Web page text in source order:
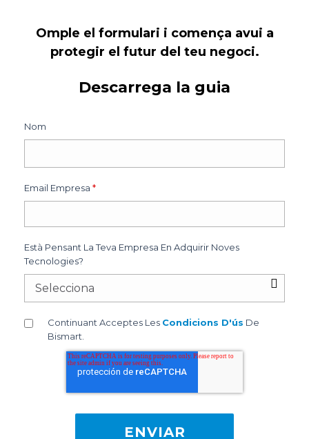
Omple el formulari i comença avui a
protegir el futur del teu negoci.
Descarrega la guia
Nom
Email Empresa *
Està Pensant La Teva Empresa En Adquirir Noves
Tecnologies?
Continuant Acceptes Les Condicions D'ús De
Bismart.